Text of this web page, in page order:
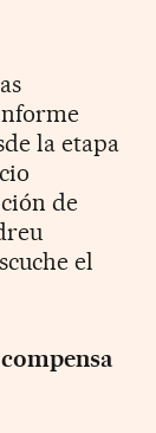
la etapa
de
el